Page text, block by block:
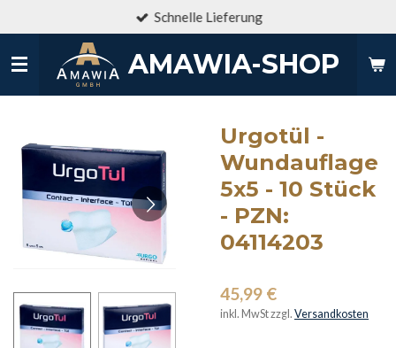
Hauptinhalt
springen
AMAWIA-SHOP
Schnelle Lieferung
Urgotül -
Wundauflage
5x5 - 10 Stück
- PZN:
04114203
45,99 €
inkl. MwSt zzgl. Versandkosten